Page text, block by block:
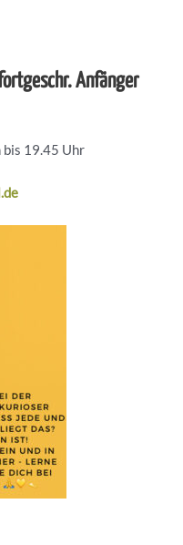
fortgeschr. Anfänger
bis 19.45 Uhr